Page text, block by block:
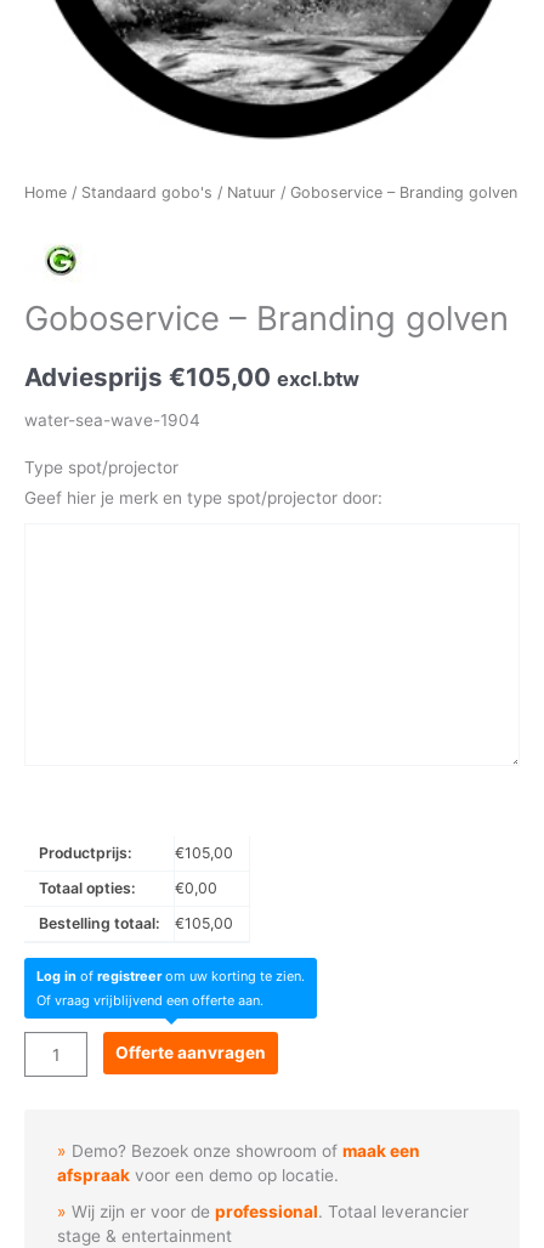
Home / Standaard gobo's / Natuur / Goboservice – Branding golven
Goboservice – Branding golven
Adviesprijs €105,00 excl.btw
water-sea-wave-1904
Type spot/projector
Geef hier je merk en type spot/projector door:
Productprijs: €105,00
Totaal opties:
€0,00
Bestelling totaal:
€105,00
Log in of registreerom uw korting te zien.
Of vraag vrijblijvend een offerte aan.
Goboservice
-
aantal
Offerte aanvragen
Demo? Bezoek onze showroom ofmaak een
afspraak voor een demo op locatie.
Wij zijn er voor deprofessional. Totaal leverancier
stage & entertainment